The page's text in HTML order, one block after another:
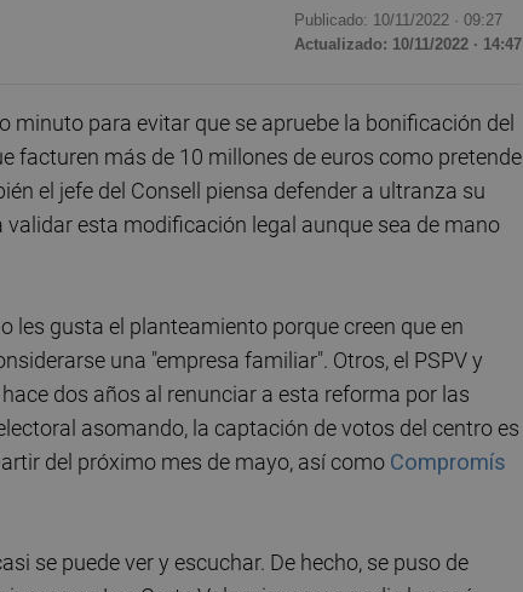
Publicado: 10/11/2022 · 09:27
Actualizado: 10/11/2022 · 14:47
para evitar que se apruebe la bonificación del
facturen más de 10 millones de euros como pretende
el jefe del Consell piensa defender a ultranza su
esta modificación legal aunque sea de mano
les gusta el planteamiento porque creen que en
una "empresa familiar". Otros, el PSPV y
dos años al renunciar a esta reforma por las
asomando, la captación de votos del centro es
del próximo mes de mayo, así como Compromís
se puede ver y escuchar. De hecho, se puso de